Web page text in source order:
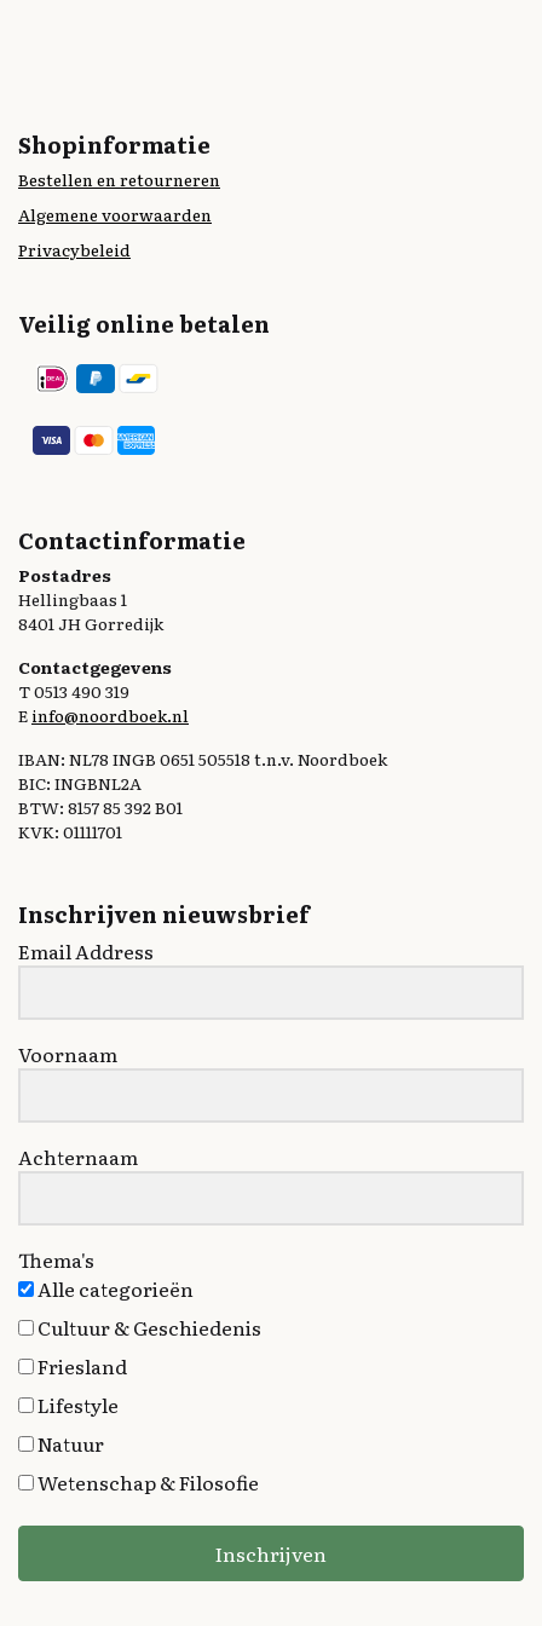
Shopinformatie
Bestellen en retourneren
Algemene voorwaarden
Privacybeleid
Veilig online betalen
Contactinformatie
Postadres
Hellingbaas 1
8401 JH Gorredijk
Contactgegevens
T 0513 490 319
E info@noordboek.nl
IBAN: NL78 INGB 0651 505518 t.n.v. Noordboek
BIC: INGBNL2A
BTW: 8157 85 392 B01
KVK: 01111701
Inschrijven nieuwsbrief
Email Address
Voornaam
Achternaam
Thema's
Alle categorieën
Cultuur & Geschiedenis
Friesland
Lifestyle
Natuur
Wetenschap & Filosofie
Inschrijven